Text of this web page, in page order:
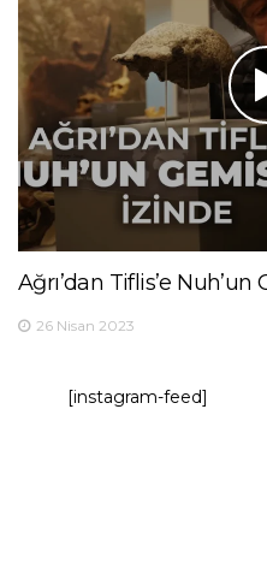
Ağrı’dan Tiflis’e
26 Nisan 2023
[instagram-feed]